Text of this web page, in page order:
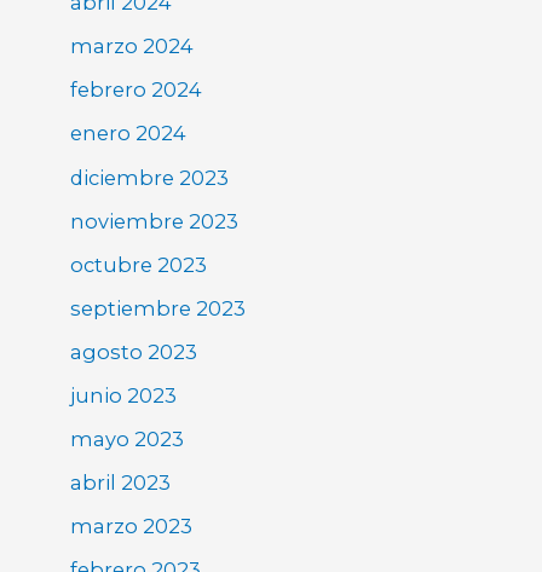
marzo 2024
febrero 2024
enero 2024
diciembre 2023
noviembre 2023
octubre 2023
septiembre 2023
agosto 2023
junio 2023
mayo 2023
abril 2023
marzo 2023